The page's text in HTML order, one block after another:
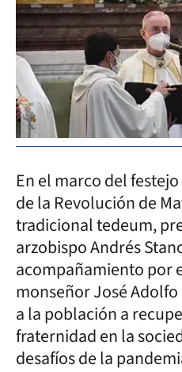
En el marco del
de la Revolución de
tradicional tedeum,
arzobispo Andrés
acompañamiento por
monseñor José
a la población a
fraternidad en la
desafíos de la